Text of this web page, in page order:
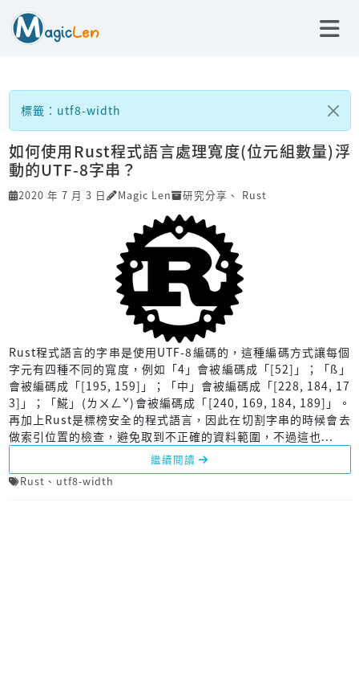
標籤：utf8-width
如何使用Rust程式語言處理寬度(位元組數量)浮
動的UTF-8字串？
2020 年 7 月 3 日 Magic Len 研究分享 、 Rust
Rust程式語言的字串是使用UTF-8編碼的，這種編碼方式讓每個
字元有四種不同的寬度，例如「4」會被編碼成「[52]」；「ß」
會被編碼成「[195, 159]」；「中」會被編碼成「[228, 184, 17
3]」；「𩸽」(ㄌㄨㄥˇ)會被編碼成「[240, 169, 184, 189]」。
再加上Rust是標榜安全的程式語言，因此在切割字串的時候會去
做索引位置的檢查，避免取到不正確的資料範圍，不過這也...
繼續閱讀
Rust 、 utf8-width